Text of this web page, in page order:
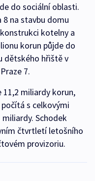
do sociální oblasti.
na stavbu domu
kotelny a
korun půjde do
dětského hřiště v
7.
11,2 miliardy korun,
s celkovými
Schodek
čtvrtletí letošního
provizoriu.